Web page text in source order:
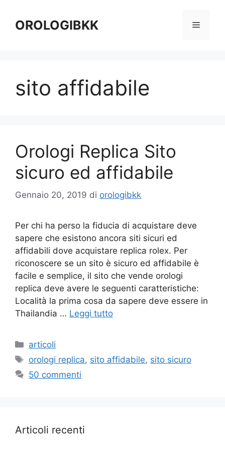
contenuto
OROLOGIBKK Menu
sito affidabile
Orologi Replica Sito
sicuro ed affidabile
Gennaio 20, 2019 di orologibkk
Per chi ha perso la fiducia di acquistare deve
sapere che esistono ancora siti sicuri ed
affidabili dove acquistare replica rolex. Per
riconoscere se un sito è sicuro ed affidabile è
facile e semplice, il sito che vende orologi
replica deve avere le seguenti caratteristiche:
Località la prima cosa da sapere deve essere in
Thailandia … Leggi tutto
Categorie
articoli
Tag
orologi replica, sito affidabile, sito sicuro
50 commenti
Articoli recenti